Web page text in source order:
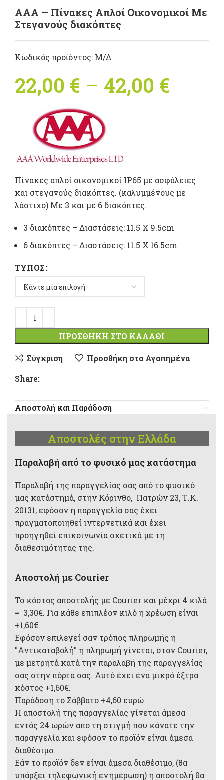
AAA – Πίνακες Απλοί Οικονομικοί Mε
Στεγανούς διακόπτες
Κωδικός προϊόντος: Μ/Δ
22,00 € – 42,00 €
42,00
Πίνακες απλοί οικονομικοί ΙΡ65 με ασφάλειες
και στεγανούς διακόπτες. (καλυμμένους με
λάστιχο) Με 3 και με 6 διακόπτες.
3 διακόπτες – Διαστάσεις: 11.5 Χ 9.5cm
6 διακόπτες – Διαστάσεις: 11.5 Χ 16.5cm
ΤΎΠΟΣ
ΠΡΟΣΘΉΚΗ ΣΤΟ ΚΑΛΆΘΙ
Σύγκριση
Προσθήκη στα Αγαπημένα
Share:
Αποστολή και Παράδοση
Αποστολές στην Ελλάδα
Παραλαβή από το φυσικό μας κατάστημα
Παραλαβή της παραγγελίας σας από το φυσικό
μας κατάστημά, στην Κόρινθο, Πατρών 23, Τ.Κ.
20131, εφόσον η παραγγελία σας έχει
πραγματοποιηθεί ιντερνετικά και έχει
προηγηθεί επικοινωνία σχετικά με τη
διαθεσιμότητας της.
Αποστολή με Courier
Το κόστος αποστολής με Courier και μέχρι 4 κιλά
= 3,30€. Για κάθε επιπλέον κιλό η χρέωση είναι
+1,60€.
Εφόσον επιλεγεί σαν τρόπος πληρωμής η
"Αντικαταβολή" η πληρωμή γίνεται, στον Courier,
με μετρητά κατά την παραλαβή της παραγγελίας
σας στην πόρτα σας. Αυτό έχει ένα μικρό έξτρα
κόστος +1,60€.
Παράδοση το Σάββατο +4,60 ευρώ
Η αποστολή της παραγγελίας γίνεται άμεσα
εντός 24 ωρών απο τη στιγμή που κάνατε την
παραγγελία και εφόσον το προϊόν είναι άμεσα
διαθέσιμο.
Εάν το προϊόν δεν είναι άμεσα διαθέσιμο, (θα
υπάρξει τηλεφωνική ενημέρωση) η αποστολή θα